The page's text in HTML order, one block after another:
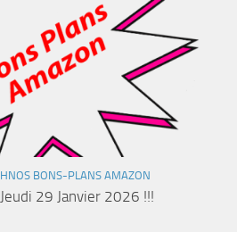
BONS-PLANS AMAZON
29 Janvier 2026 !!!